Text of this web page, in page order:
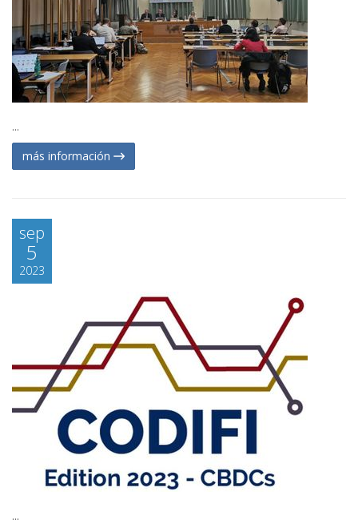
...
más información
sep
5
2023
...